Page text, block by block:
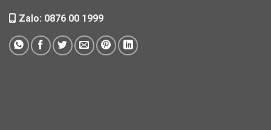
Zalo: 0876 00 1999